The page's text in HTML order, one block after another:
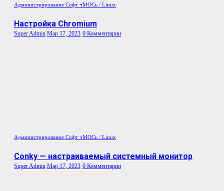
Администрирование Софт чМОСь / Linux
Настройка Chromium
Super Admin Мар 17, 2023 0 Комментарии
Администрирование Софт чМОСь / Linux
Conky — настраиваемый системный монитор
Super Admin Мар 17, 2023 0 Комментарии